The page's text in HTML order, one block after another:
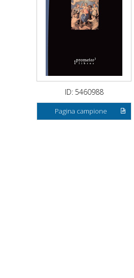
ID: 5460988
Pagina campione